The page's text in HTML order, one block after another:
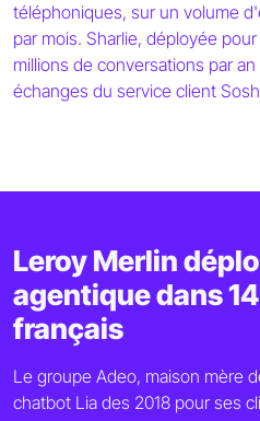
téléphoniques, sur un volume
par mois. Sharlie, déployée
millions de conversations par
échanges du service client
Leroy Merlin
agentique dans
français
Le groupe Adeo, maison mère
chatbot Lia des 2018 pour ses